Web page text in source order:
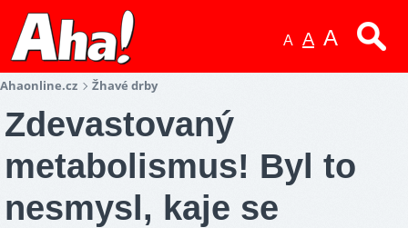
A A A
Ahaonline.cz Žhavé drby
Zdevastovaný
metabolismus! Byl to
nesmysl, kaje se